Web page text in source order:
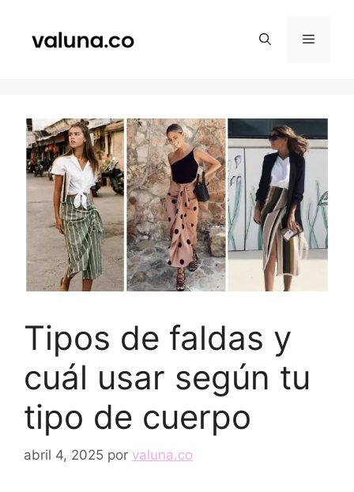
contenido
Menú
Tipos de faldas y
cuál usar según tu
tipo de cuerpo
abril 4, 2025 por valuna.co